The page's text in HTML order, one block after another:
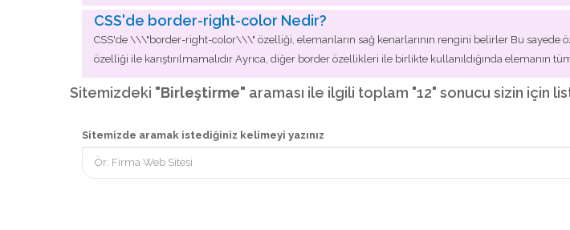
CSS'de border-right-color Nedir?
CSS'de \\\"border-right-color\\\" özelliği, elemanların sağ kenarlarının rengini belirler Bu
özelliği ile karıştırılmamalıdır Ayrıca, diğer border özellikleri ile birlikte kullanıldığında elemanın
Sitemizdeki "Birleştirme" araması ile ilgili toplam "12" sonucu sizin için
Sitemizde aramak istediğiniz kelimeyi yazınız